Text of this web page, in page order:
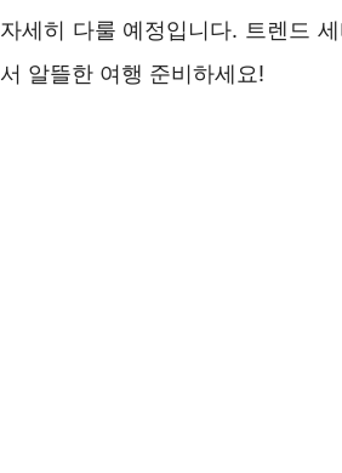
자세히 다룰 예정입니다. 트렌드
서 알뜰한 여행 준비하세요!